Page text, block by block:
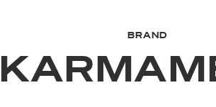
BRAND